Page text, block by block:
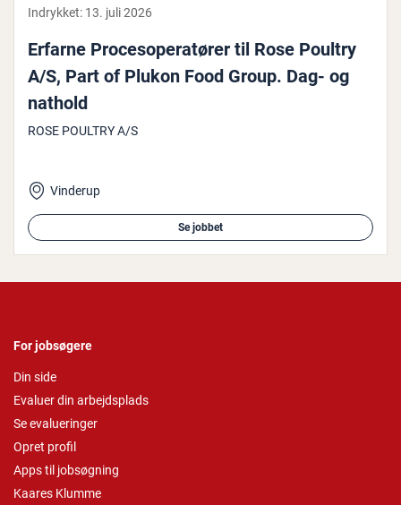
Indrykket: 13. juli 2026
Erfarne Pro­ces­o­pe­ra­tø­rer til Rose Poultry
A/S, Part of Plukon Food Group. Dag- og
nathold
ROSE POULTRY A/S
Vinderup
Se jobbet
For jobsøgere
Din side
Evaluer din arbejdsplads
Se evalueringer
Opret profil
Apps til jobsøgning
Kaares Klumme